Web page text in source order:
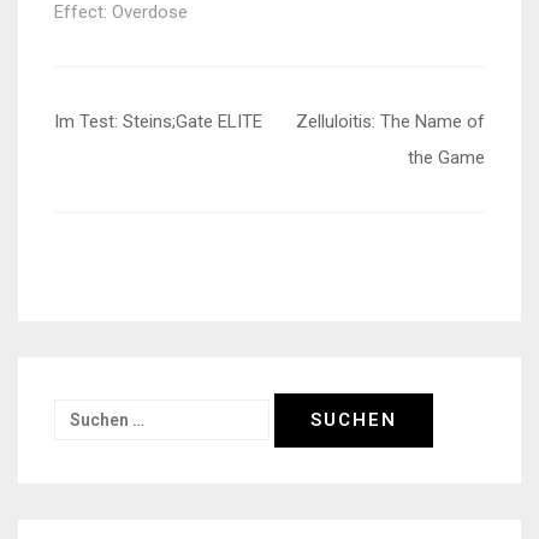
Effect: Overdose
Beitragsnavigation
Im Test: Steins;Gate ELITE
Zelluloitis: The Name of
the Game
Suchen